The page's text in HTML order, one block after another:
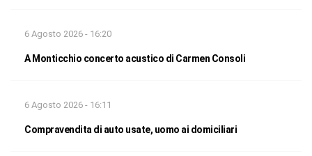
6 Agosto 2026 - 16:20
A Monticchio concerto acustico di Carmen Consoli
6 Agosto 2026 - 16:11
Compravendita di auto usate, uomo ai domiciliari